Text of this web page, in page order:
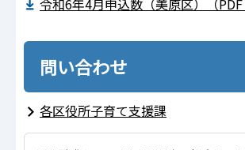
令和6年4月申込数（美原区）（PDF
問い合わせ
各区役所子育て支援課